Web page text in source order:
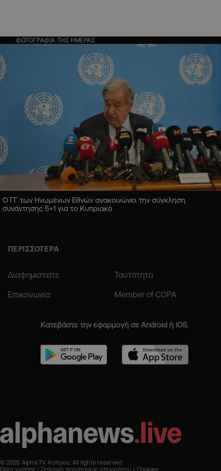
ΦΩΤΟΓΡΑΦΙΑ ΤΗΣ ΗΜΕΡΑΣ
Ο ΓΓ των Ηνωμένων Εθνών ανακοινώνει την σύγκληση
συνάντησης 5+1 για το Κυπριακό
ΠΕΡΙΣΣΟΤΕΡΑ
Διαφημιστείτε Ταυτότητα
Επικοινωνία Member of COPA
Κατεβάστε την εφαρμογή σε Android ή iOS.
© 2026 Alpha TV Κύπρου. All rights reserved
Όροι χρήσης
Πολιτική προστασίας απορρήτου Cookies